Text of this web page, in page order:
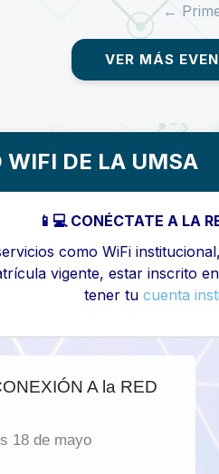
←
VER MÁS
WIFI DE LA UMSA
📱💻 CONÉCTATE A LA
como WiFi
vigente, estar inscrito
tener tu cuenta